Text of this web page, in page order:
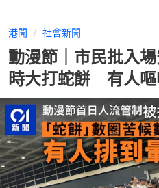
港聞 社會新聞
動漫節｜市民批入
時大打蛇餅 有人嘔